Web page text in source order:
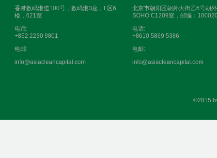
香港数码港道100号，数码港3座，F区6
楼，621室
电话:
+852 2230 9801
电邮:
info@asiacleancapital.com
北京市朝阳区朝外大街乙6号朝外
SOHO C1209室，邮编：
电话:
+8610 5869 5386
电邮:
info@asiacleancapital.com
©2015